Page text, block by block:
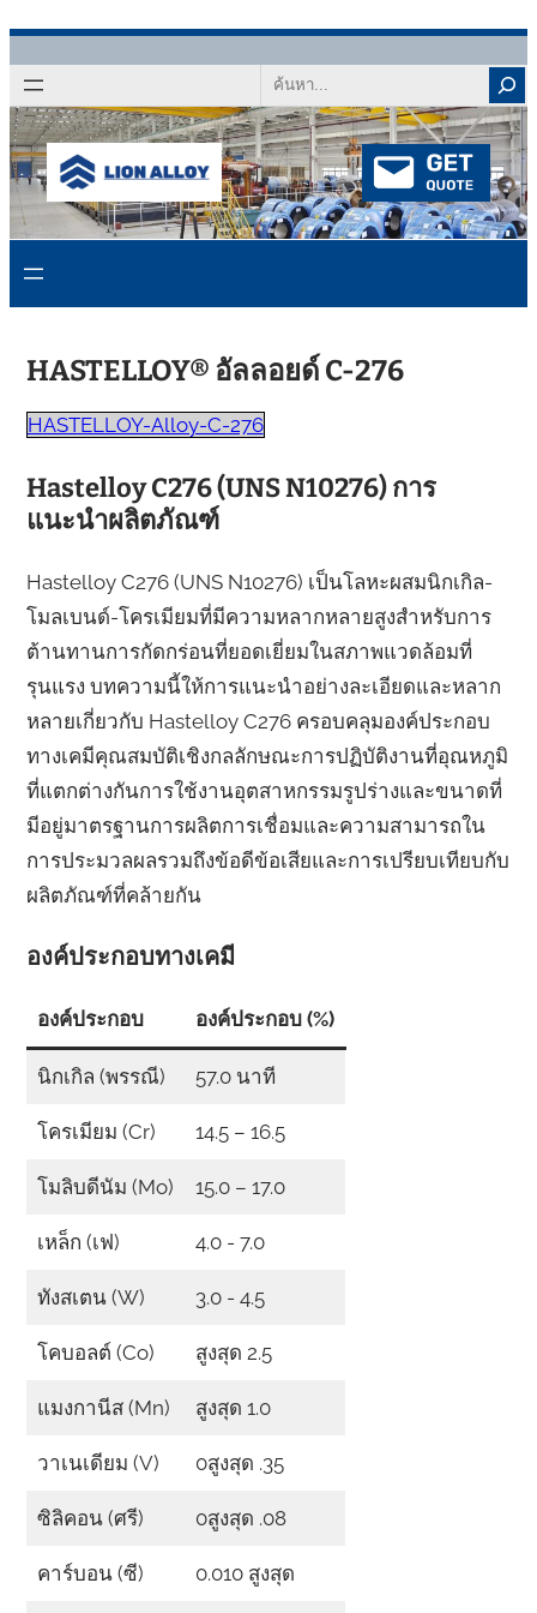
ไป
ที่
เนื้อหา
ค้นหา
HASTELLOY® อัลลอยด์ C-276
HASTELLOY-Alloy-C-276
Hastelloy C276 (UNS N10276) การ
แนะนำผลิตภัณฑ์
Hastelloy C276 (UNS N10276) เป็นโลหะผสมนิกเกิล-
โมลเบนด์-โครเมียมที่มีความหลากหลายสูงสำหรับการ
ต้านทานการกัดกร่อนที่ยอดเยี่ยมในสภาพแวดล้อมที่
รุนแรง บทความนี้ให้การแนะนำอย่างละเอียดและหลาก
หลายเกี่ยวกับ Hastelloy C276 ครอบคลุมองค์ประกอบ
ทางเคมีคุณสมบัติเชิงกลลักษณะการปฏิบัติงานที่อุณหภูมิ
ที่แตกต่างกันการใช้งานอุตสาหกรรมรูปร่างและขนาดที่
มีอยู่มาตรฐานการผลิตการเชื่อมและความสามารถใน
การประมวลผลรวมถึงข้อดีข้อเสียและการเปรียบเทียบกับ
ผลิตภัณฑ์ที่คล้ายกัน
องค์ประกอบทางเคมี
องค์ประกอบ องค์ประกอบ (%)
นิกเกิล (พรรณี) 57.0 นาที
โครเมียม (Cr) 14.5 – 16.5
โมลิบดีนัม (Mo) 15.0 – 17.0
เหล็ก (เฟ) 4.0 - 7.0
ทังสเตน (W) 3.0 - 4.5
โคบอลต์ (Co) สูงสุด 2.5
แมงกานีส (Mn) สูงสุด 1.0
วาเนเดียม (V) 0สูงสุด .35
ซิลิคอน (ศรี) 0สูงสุด .08
คาร์บอน (ซี) 0.010 สูงสุด